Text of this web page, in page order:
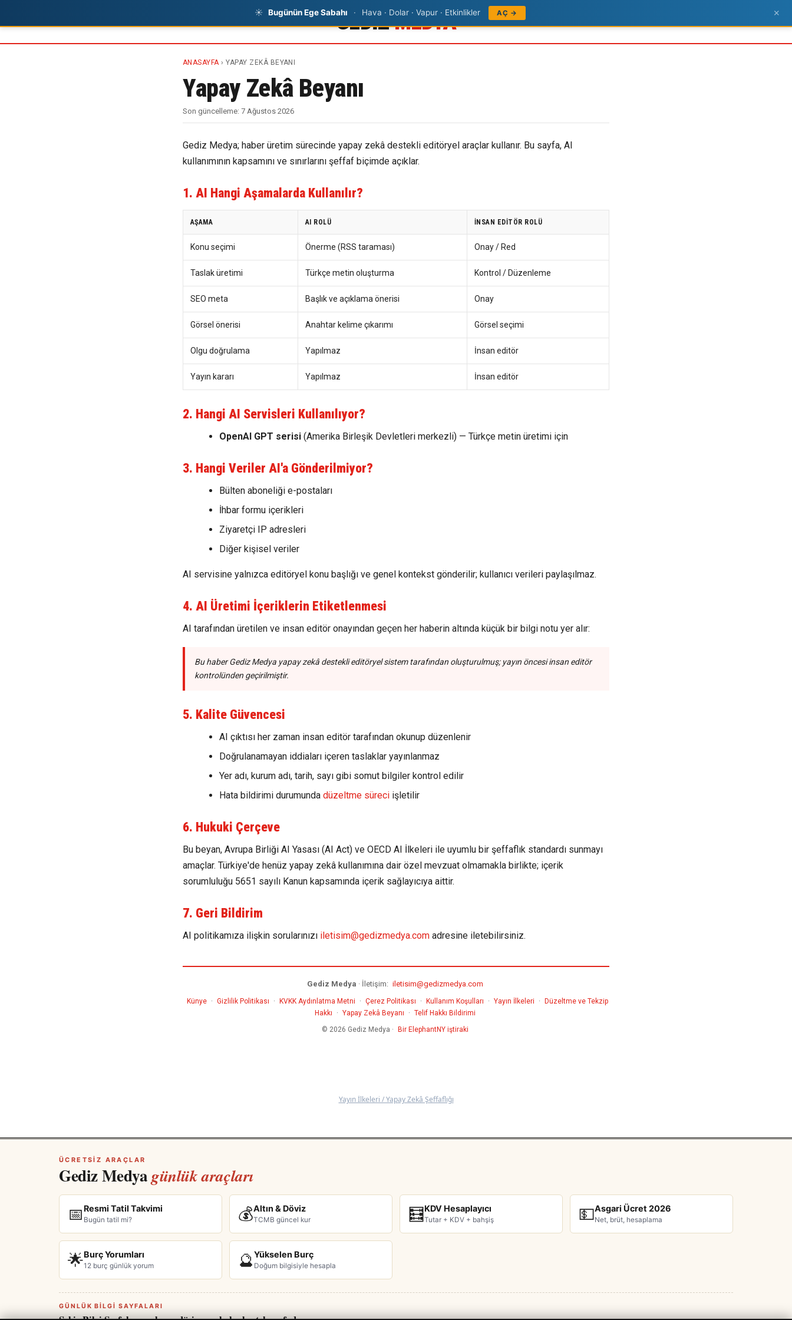
GEDIZMEDYA
ANASAYFA› YAPAY ZEKÂ BEYANI
Yapay Zekâ Beyanı
Son güncelleme: 7 Ağustos 2026
Gediz Medya; haber üretim sürecinde yapay zekâ destekli editöryel araçlar kullanır. Bu sayfa, AI
kullanımının kapsamını ve sınırlarını şeffaf biçimde açıklar.
1. AI Hangi Aşamalarda Kullanılır?
AŞAMA AI ROLÜ İNSAN EDITÖR ROLÜ
Konu seçimi Önerme (RSS taraması) Onay / Red
Taslak üretimi Türkçe metin oluşturma Kontrol / Düzenleme
SEO meta Başlık ve açıklama önerisi Onay
Görsel önerisi Anahtar kelime çıkarımı Görsel seçimi
Olgu doğrulama Yapılmaz İnsan editör
Yayın kararı Yapılmaz İnsan editör
2. Hangi AI Servisleri Kullanılıyor?
OpenAI GPT serisi (Amerika Birleşik Devletleri merkezli) — Türkçe metin üretimi için
3. Hangi Veriler AI'a Gönderilmiyor?
Bülten aboneliği e-postaları
İhbar formu içerikleri
Ziyaretçi IP adresleri
Diğer kişisel veriler
AI servisine yalnızca editöryel konu başlığı ve genel kontekst gönderilir; kullanıcı verileri paylaşılmaz.
4. AI Üretimi İçeriklerin Etiketlenmesi
AI tarafından üretilen ve insan editör onayından geçen her haberin altında küçük bir bilgi notu yer alır:
Bu haber Gediz Medya yapay zekâ destekli editöryel sistem tarafından oluşturulmuş; yayın öncesi insan editör
kontrolünden geçirilmiştir.
5. Kalite Güvencesi
AI çıktısı her zaman insan editör tarafından okunup düzenlenir
Doğrulanamayan iddiaları içeren taslaklar yayınlanmaz
Yer adı, kurum adı, tarih, sayı gibi somut bilgiler kontrol edilir
Hata bildirimi durumunda düzeltme süreci işletilir
6. Hukuki Çerçeve
Bu beyan, Avrupa Birliği AI Yasası (AI Act) ve OECD AI İlkeleri ile uyumlu bir şeffaflık standardı sunmayı
amaçlar. Türkiye'de henüz yapay zekâ kullanımına dair özel mevzuat olmamakla birlikte; içerik
sorumluluğu 5651 sayılı Kanun kapsamında içerik sağlayıcıya aittir.
7. Geri Bildirim
AI politikamıza ilişkin sorularınızı iletisim@gedizmedya.com adresine iletebilirsiniz.
Gediz Medya · İletişim: iletisim@gedizmedya.com
Künye · Gizlilik Politikası · KVKK Aydınlatma Metni · Çerez Politikası · Kullanım Koşulları · Yayın İlkeleri ·
Düzeltme ve Tekzip
Hakkı
· Yapay Zekâ Beyanı · Telif Hakkı Bildirimi
© 2026 Gediz Medya ·
Bir ElephantNY iştiraki
☀ Bugünün Ege Sabahı · Hava · Dolar · Vapur · Etkinlikler AÇ → ×
Yayın İlkeleri / Yapay Zekâ Şeffaflığı
ÜCRETSIZ ARAÇLAR
Gediz Medyagünlük araçları
📅 Resmi Tatil Takvimi
Bugün tatil mi? 💰Altın & Döviz
TCMB güncel kur 🧮 KDV Hesaplayıcı
Tutar + KDV + bahşiş 💵Asgari Ücret 2026
Net, brüt, hesaplama
🌟Burç Yorumları
12 burç günlük yorum 🔮Yükselen Burç
Doğum bilgisiyle hesapla
GÜNLÜK BILGI SAYFALARI